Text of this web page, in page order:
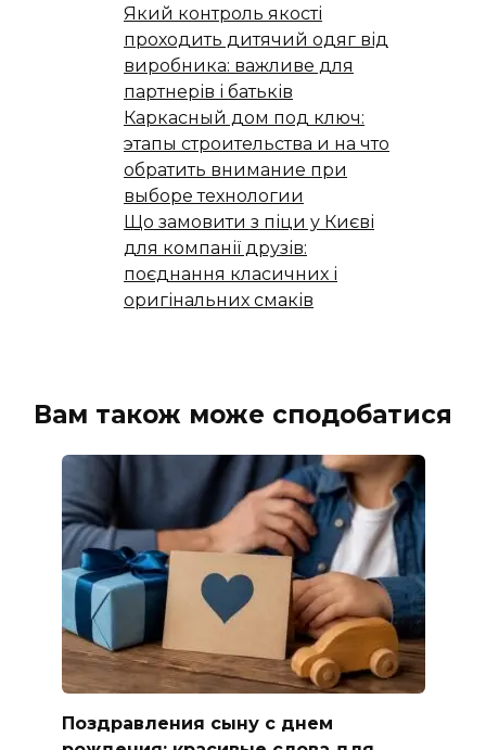
Який контроль якості
проходить дитячий одяг від
виробника: важливе для
партнерів і батьків
Каркасный дом под ключ:
этапы строительства и на что
обратить внимание при
выборе технологии
Що замовити з піци у Києві
для компанії друзів:
поєднання класичних і
оригінальних смаків
Вам також може сподобатися
Поздравления сыну с днем